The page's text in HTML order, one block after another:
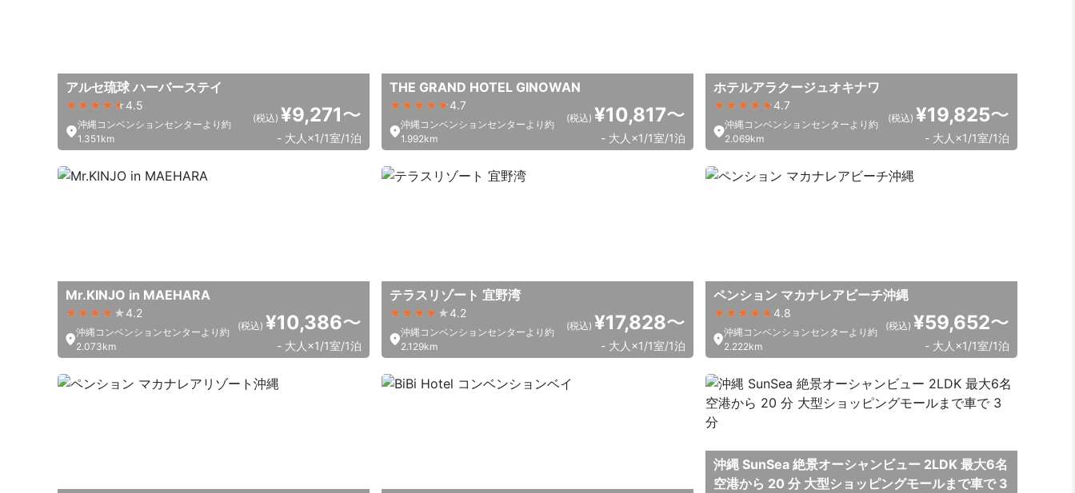
アルセ琉球 ハーバーステイ
4.5
沖縄コンベンションセンターより約
1.351km
(税込) ¥9,271〜
- 大人×1/1室/1泊
THE GRAND HOTEL GINOWAN
4.7
沖縄コンベンションセンターより約
1.992km
(税込) ¥10,817〜
- 大人×1/1室/1泊
ホテルアラクージュオキナワ
4.7
沖縄コンベンションセンターより約
2.069km
(税込) ¥19,825〜
- 大人×1/1室/1泊
Mr.KINJO in MAEHARA
4.2
沖縄コンベンションセンターより約
2.073km
(税込) ¥10,386〜
- 大人×1/1室/1泊
テラスリゾート 宜野湾
4.2
沖縄コンベンションセンターより約
2.129km
(税込) ¥17,828〜
- 大人×1/1室/1泊
ペンション マカナレアビーチ沖縄
4.8
沖縄コンベンションセンターより約
2.222km
(税込) ¥59,652〜
- 大人×1/1室/1泊
沖縄 SunSea 絶景オーシャンビュー 2LDK 最大6名
空港から 20 分 大型ショッピングモールまで車で 3